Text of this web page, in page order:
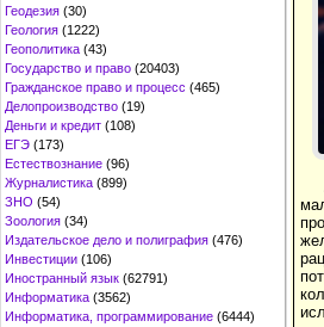
Геодезия (30)
Геология (1222)
Геополитика (43)
Государство и право (20403)
Гражданское право и процесс (465)
Делопроизводство (19)
Деньги и кредит (108)
ЕГЭ (173)
Естествознание (96)
Журналистика (899)
ЗНО (54)
Зоология (34)
Издательское дело и полиграфия (476)
Инвестиции (106)
Иностранный язык (62791)
Информатика (3562)
Информатика, программирование (6444)